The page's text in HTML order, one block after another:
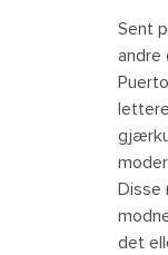
Sent
andre
Disse
det